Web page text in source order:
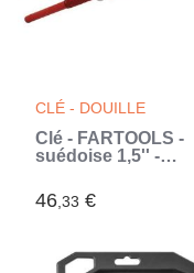
CLÉ - DOUILLE
Clé - FARTOOLS -
suédoise 1,5'' -
46,33 €